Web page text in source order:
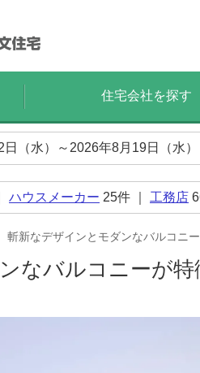
住宅会社を探す
（水）～2026年8月19日（水
ハウスメーカー 25件 ｜ 工務店
斬新なデザインとモダンなバルコニ
なバルコニーが